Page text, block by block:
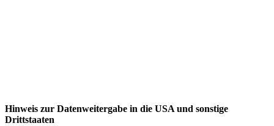
Hinweis zur Datenweitergabe in die USA und sonstige
Drittstaaten